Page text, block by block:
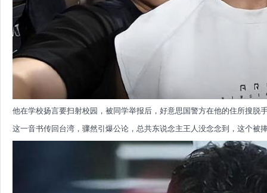
他在学校扬言要扫射校园，被同学举报后，好意思国警方在他的住所搜脱
这一音书传回台湾，骤然引爆公论，总共东说念主王人没念念到，这个被